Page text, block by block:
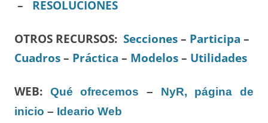
– RESOLUCIONES
OTROS RECURSOS: Secciones – Participa –
Cuadros – Práctica – Modelos – Utilidades
WEB: Qué ofrecemos – NyR, página de
inicio – Ideario Web